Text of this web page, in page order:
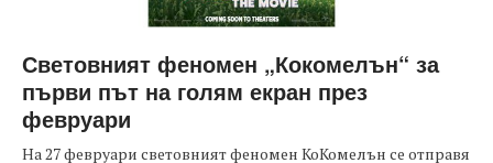
Световният феномен „Кокомелън“ за
първи път на голям екран през
февруари
На 27 февруари световният феномен КоКомелън се отправя